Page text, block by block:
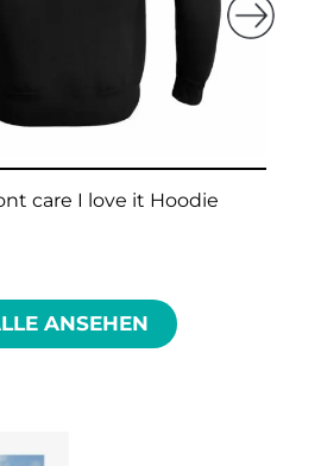
need you I have lax Men
ANSEHEN